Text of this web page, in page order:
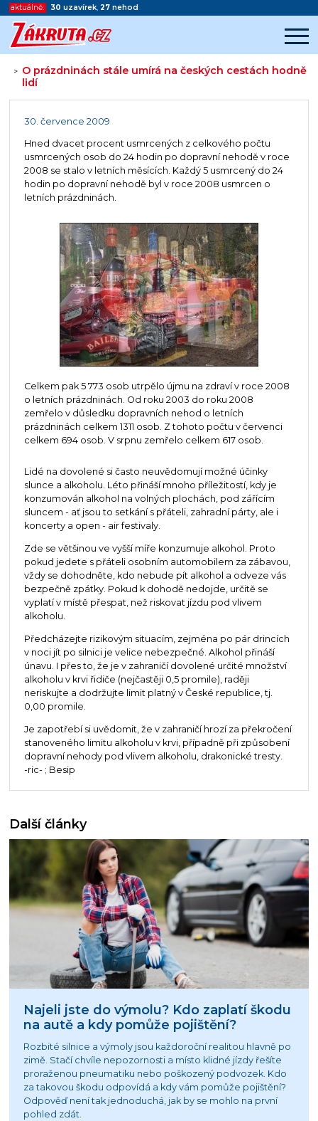
aktuálně: 30 uzavírek, 27 nehod
> O prázdninách stále umírá na českých cestách hodně
lidí
Začátek reklamy
30. července 2009
Hned dvacet procent usmrcených z celkového počtu
usmrcených osob do 24 hodin po dopravní nehodě v roce
2008 se stalo v letních měsících. Každý 5 usmrcený do 24
hodin po dopravní nehodě byl v roce 2008 usmrcen o
letních prázdninách.
Celkem pak 5 773 osob utrpělo újmu na zdraví v roce 2008
o letních prázdninách. Od roku 2003 do roku 2008
zemřelo v důsledku dopravních nehod o letních
prázdninách celkem 1311 osob. Z tohoto počtu v červenci
celkem 694 osob. V srpnu zemřelo celkem 617 osob.
Lidé na dovolené si často neuvědomují možné účinky
slunce a alkoholu. Léto přináší mnoho příležitostí, kdy je
konzumován alkohol na volných plochách, pod zářícím
sluncem - ať jsou to setkání s přáteli, zahradní párty, ale i
koncerty a open - air festivaly.
Zde se většinou ve vyšší míře konzumuje alkohol. Proto
pokud jedete s přáteli osobním automobilem za zábavou,
vždy se dohodněte, kdo nebude pít alkohol a odveze vás
bezpečně zpátky. Pokud k dohodě nedojde, určitě se
vyplatí v místě přespat, než riskovat jízdu pod vlivem
alkoholu.
Předcházejte rizikovým situacím, zejména po pár drincích
v noci jít po silnici je velice nebezpečné. Alkohol přináší
únavu. I přes to, že je v zahraničí dovolené určité množství
alkoholu v krvi řidiče (nejčastěji 0,5 promile), raději
neriskujte a dodržujte limit platný v České republice, tj.
0,00 promile.
Je zapotřebí si uvědomit, že v zahraničí hrozí za překročení
stanoveného limitu alkoholu v krvi, případně při způsobení
dopravní nehody pod vlivem alkoholu, drakonické tresty.
-ric- ; Besip
Další články
Najeli jste do výmolu? Kdo zaplatí škodu
na autě a kdy pomůže pojištění?
Rozbité silnice a výmoly jsou každoroční realitou hlavně po
zimě. Stačí chvíle nepozornosti a místo klidné jízdy řešíte
proraženou pneumatiku nebo poškozený podvozek. Kdo
za takovou škodu odpovídá a kdy vám pomůže pojištění?
Odpověď není tak jednoduchá, jak by se mohlo na první
pohled zdát.